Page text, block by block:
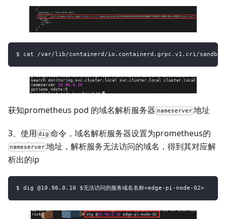
$ cat /var/lib/containerd/io.containerd.grpc.v1.cri/sandboxes/
获知prometheus pod 的域名解析服务器 nameserver 地址
3、使用 dig 命令，域名解析服务器设置为prometheus的
nameserver 地址，解析服务无法访问的域名，得到其对应解
析出的ip
$ dig @10.96.0.10 $无法访问的服务域名名称<edge-pi-node-02>